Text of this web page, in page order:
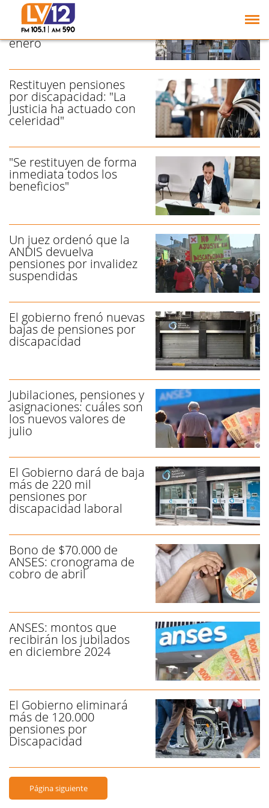
Aumentan 2,4% sueldos
a jubilaciones, pensiones
y AUH: cuánto cobran en
enero
Restituyen pensiones
por discapacidad: "La
Justicia ha actuado con
celeridad"
"Se restituyen de forma
inmediata todos los
beneficios"
Un juez ordenó que la
ANDIS devuelva
pensiones por invalidez
suspendidas
El gobierno frenó nuevas
bajas de pensiones por
discapacidad
Jubilaciones, pensiones y
asignaciones: cuáles son
los nuevos valores de
julio
El Gobierno dará de baja
más de 220 mil
pensiones por
discapacidad laboral
Bono de $70.000 de
ANSES: cronograma de
cobro de abril
ANSES: montos que
recibirán los jubilados
en diciembre 2024
El Gobierno eliminará
más de 120.000
pensiones por
Discapacidad
Página siguiente